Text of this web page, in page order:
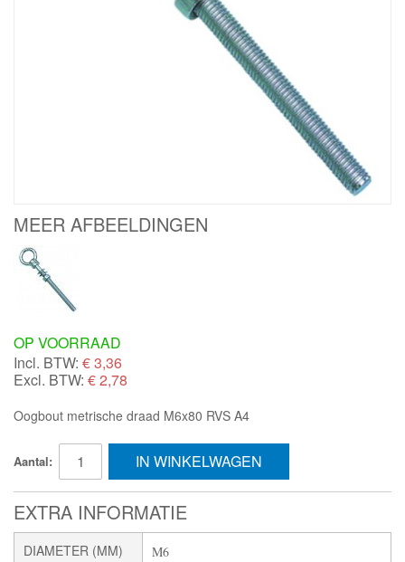
MEER AFBEELDINGEN
OP VOORRAAD
Incl. BTW: €3,36
Excl. BTW: € 2,78
Oogbout metrische draad M6x80 RVS A4
Aantal: IN WINKELWAGEN
EXTRA INFORMATIE
DIAMETER (MM) M6